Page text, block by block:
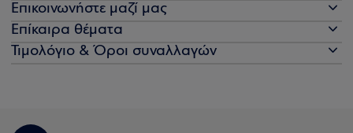
Επικοινωνήστε μαζί μας
Επίκαιρα θέματα
Τιμολόγιο & Όροι συναλλαγών